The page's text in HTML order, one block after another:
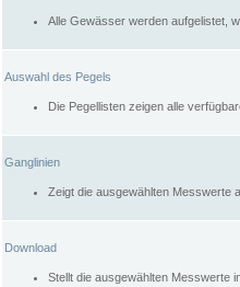
Alle Gewässer werden aufgelistet,
Auswahl des Pegels
Die Pegellisten zeigen alle
Ganglinien
Zeigt die ausgewählten Messwerte
Download
Stellt die ausgewählten Messwerte